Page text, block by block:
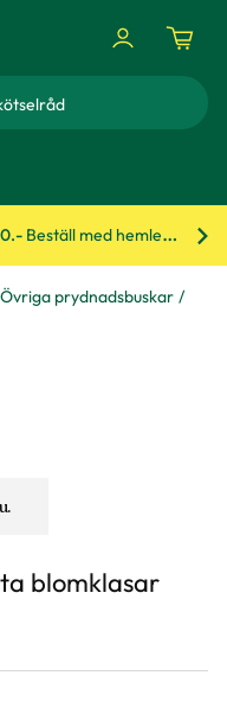
Beställ med hemleverans!
Övriga prydnadsbuskar
blomklasar